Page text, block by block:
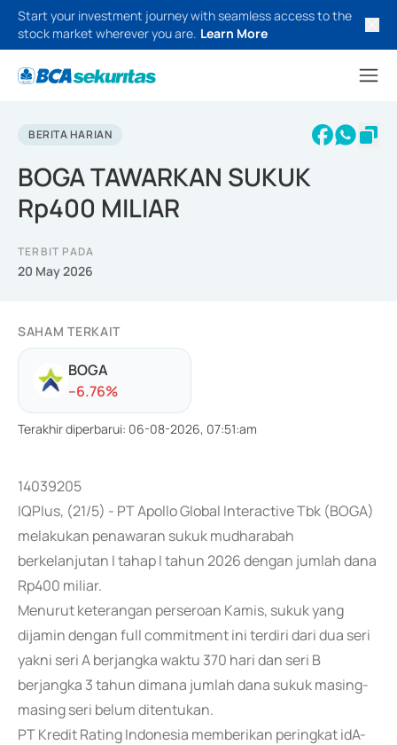
Start your investment journey with seamless access to the
stock market wherever you are. Learn More
BERITA HARIAN
BOGA TAWARKAN SUKUK
Rp400 MILIAR
TERBIT PADA
20 May 2026
SAHAM TERKAIT
BOGA
--6.76%
Terakhir diperbarui: 06-08-2026, 07:51:am
14039205
IQPlus, (21/5) - PT Apollo Global Interactive Tbk (BOGA)
melakukan penawaran sukuk mudharabah
berkelanjutan I tahap I tahun 2026 dengan jumlah dana
Rp400 miliar.
Menurut keterangan perseroan Kamis, sukuk yang
dijamin dengan full commitment ini terdiri dari dua seri
yakni seri A berjangka waktu 370 hari dan seri B
berjangka 3 tahun dimana jumlah dana sukuk masing-
masing seri belum ditentukan.
PT Kredit Rating Indonesia memberikan peringkat idA-